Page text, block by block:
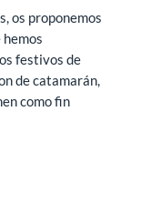
os proponemos
festivos de
de catamarán,
como fin